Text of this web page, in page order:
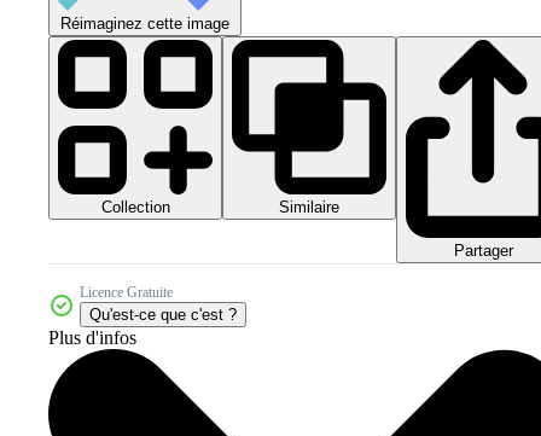
Réimaginez cette image
Collection Similaire
Partager
Licence Gratuite
Qu'est-ce que c'est ?
Plus d'infos